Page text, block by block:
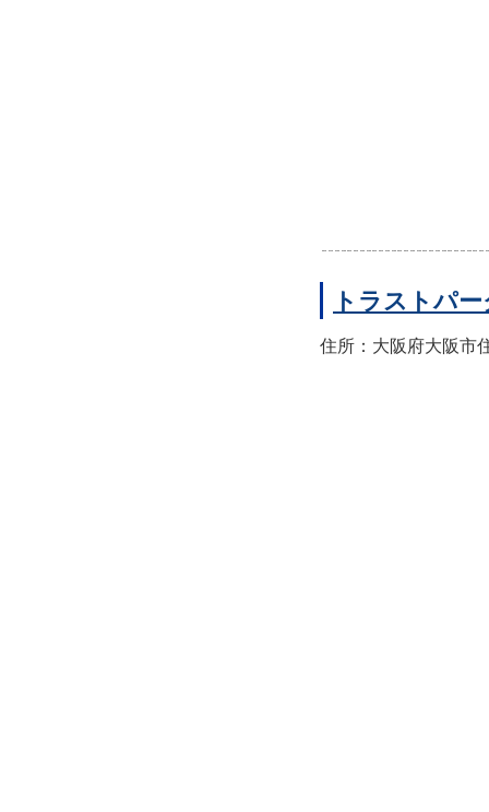
トラストパ
住所：大阪府大阪市